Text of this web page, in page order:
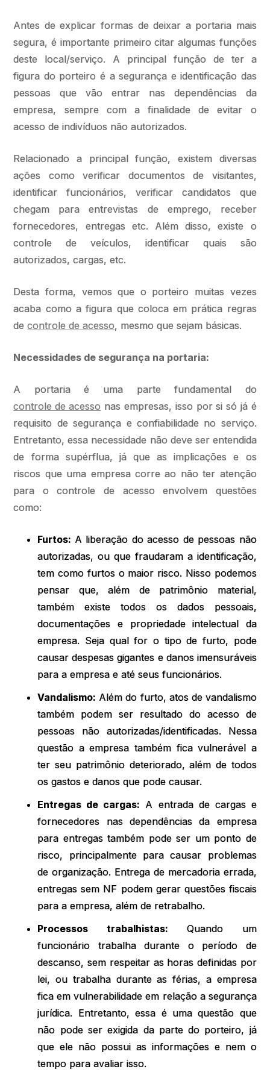
Antes de explicar formas de deixar a portaria mais
segura, é importante primeiro citar algumas funções
deste local/serviço. A principal função de ter a
figura do porteiro é a segurança e identificação das
pessoas que vão entrar nas dependências da
empresa, sempre com a finalidade de evitar o
acesso de indivíduos não autorizados.
Relacionado a principal função, existem diversas
ações como verificar documentos de visitantes,
identificar funcionários, verificar candidatos que
chegam para entrevistas de emprego, receber
fornecedores, entregas etc. Além disso, existe o
controle de veículos, identificar quais são
autorizados, cargas, etc.
Desta forma, vemos que o porteiro muitas vezes
acaba como a figura que coloca em prática regras
decontrole de acesso, mesmo que sejam básicas.
Necessidades de segurança na portaria:
A portaria é uma parte fundamental do
controle de acesso nas empresas, isso por si só já é
requisito de segurança e confiabilidade no serviço.
Entretanto, essa necessidade não deve ser entendida
de forma supérflua, já que as implicações e os
riscos que uma empresa corre ao não ter atenção
para o controle de acesso envolvem questões
como:
Furtos: A liberação do acesso de pessoas não
autorizadas, ou que fraudaram a identificação,
tem como furtos o maior risco. Nisso podemos
pensar que, além de patrimônio material,
também existe todos os dados pessoais,
documentações e propriedade intelectual da
empresa. Seja qual for o tipo de furto, pode
causar despesas gigantes e danos imensuráveis
para a empresa e até seus funcionários.
Vandalismo: Além do furto, atos de vandalismo
também podem ser resultado do acesso de
pessoas não autorizadas/identificadas. Nessa
questão a empresa também fica vulnerável a
ter seu patrimônio deteriorado, além de todos
os gastos e danos que pode causar.
Entregas de cargas: A entrada de cargas e
fornecedores nas dependências da empresa
para entregas também pode ser um ponto de
risco, principalmente para causar problemas
de organização. Entrega de mercadoria errada,
entregas sem NF podem gerar questões fiscais
para a empresa, além de retrabalho.
Processos trabalhistas: Quando um
funcionário trabalha durante o período de
descanso, sem respeitar as horas definidas por
lei, ou trabalha durante as férias, a empresa
fica em vulnerabilidade em relação a segurança
jurídica. Entretanto, essa é uma questão que
não pode ser exigida da parte do porteiro, já
que ele não possui as informações e nem o
tempo para avaliar isso.